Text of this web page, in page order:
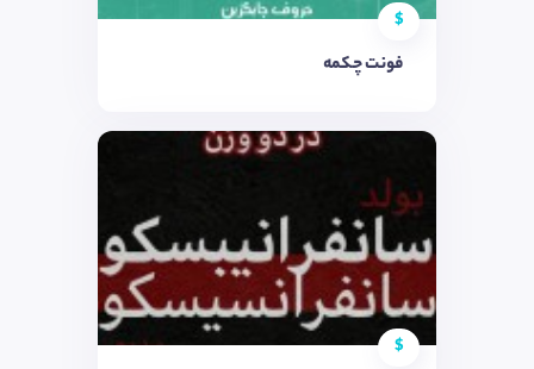
$
فونت چکمه
$